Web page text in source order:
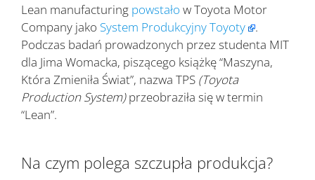
Lean manufacturing powstało w Toyota Motor
Company jako System Produkcyjny Toyoty
.
Podczas badań prowadzonych przez studenta MIT
dla Jima Womacka, piszącego książkę “Maszyna,
Która Zmieniła Świat”, nazwa TPS (Toyota
Production System)przeobraziła się w termin
“Lean”.
Na czym polega szczupła produkcja?